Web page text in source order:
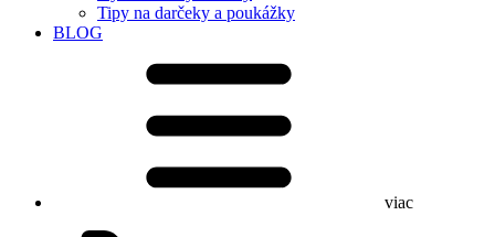
Tipy na darčeky a poukážky
BLOG
viac